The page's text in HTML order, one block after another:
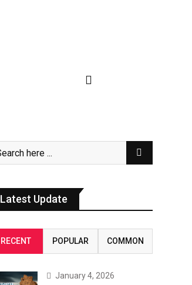
Latest Update
RECENT POPULAR COMMON
January 4, 2026